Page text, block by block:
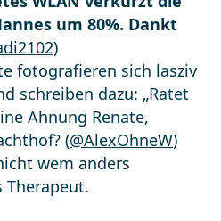
um 80%. Dankt
)
fotografieren sich lasziv
schreiben dazu: „Ratet
Ahnung Renate,
(@AlexOhneW)
wem anders
Therapeut.